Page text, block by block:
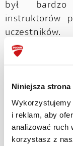
Niniejsza
Wykorzystujemy
i reklam, aby
analizować ruch
korzystasz z
był
instruktorów
uczestników.